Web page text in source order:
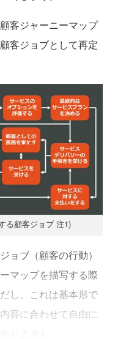
客ジャーニーマップ
客ジョブとして再定
る顧客ジョブ 注1)
ョブ（顧客の行動）
マップを描写する際
し、これは基本形で
容に合わせて自由に